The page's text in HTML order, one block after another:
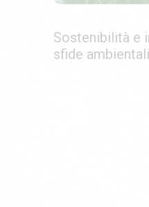
Sostenibilità e
sfide